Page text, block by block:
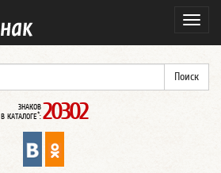
ЗНАКОВ
В КАТАЛОГЕ*: 20302